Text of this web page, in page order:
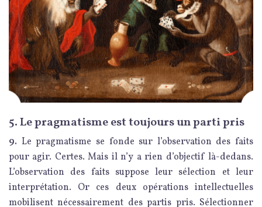
5. Le pragmatisme est toujours un parti pris
9. Le pragmatisme se fonde sur l’observation des faits
pour agir. Certes. Mais il n’y a rien d’objectif là-dedans.
L’observation des faits suppose leur sélection et leur
interprétation. Or ces deux opérations intellectuelles
mobilisent nécessairement des partis pris. Sélectionner